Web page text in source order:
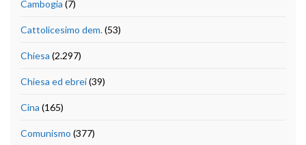
Cambogia (7)
Cattolicesimo dem.(53)
Chiesa (2.297)
Chiesa ed ebrei(39)
Cina (165)
Comunismo (377)